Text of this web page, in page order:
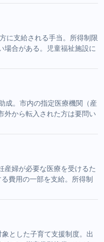
に支給される手当。所得制限
場合がある。児童福祉施設に
成。市内の指定医療機関（産
外から転入された方は要問い
産婦が必要な医療を受けるた
費用の一部を支給。所得制
とした子育て支援制度。出